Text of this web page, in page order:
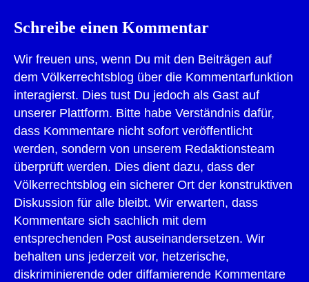
Schreibe einen Kommentar
Wir freuen uns, wenn Du mit den Beiträgen auf
dem Völkerrechtsblog über die Kommentarfunktion
interagierst. Dies tust Du jedoch als Gast auf
unserer Plattform. Bitte habe Verständnis dafür,
dass Kommentare nicht sofort veröffentlicht
werden, sondern von unserem Redaktionsteam
überprüft werden. Dies dient dazu, dass der
Völkerrechtsblog ein sicherer Ort der konstruktiven
Diskussion für alle bleibt. Wir erwarten, dass
Kommentare sich sachlich mit dem
entsprechenden Post auseinandersetzen. Wir
behalten uns jederzeit vor, hetzerische,
diskriminierende oder diffamierende Kommentare